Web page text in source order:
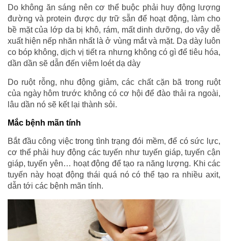
Do không ăn sáng nên cơ thể buộc phải huy động lượng
đường và protein được dự trữ sẵn để hoạt động, làm cho
bề mặt của lớp da bị khô, rám, mất dinh dưỡng, do vậy dễ
xuất hiện nếp nhăn nhất là ở vùng mắt và mặt. Dạ dày luôn
co bóp không, dịch vị tiết ra nhưng không có gì để tiêu hóa,
dần dần sẽ dẫn đến viêm loét dạ dày
Do ruột rỗng, nhu động giảm, các chất cặn bã trong ruột
của ngày hôm trước không có cơ hội để đào thải ra ngoài,
lâu dần nó sẽ kết lại thành sỏi.
Mắc bệnh mãn tính
Bắt đầu công việc trong tình trạng đói mềm, để có sức lực,
cơ thể phải huy động các tuyến như tuyến giáp, tuyến cận
giáp, tuyến yên… hoạt động để tạo ra năng lượng. Khi các
tuyến này hoạt động thái quá nó có thể tạo ra nhiều axit,
dẫn tới các bệnh mãn tính.